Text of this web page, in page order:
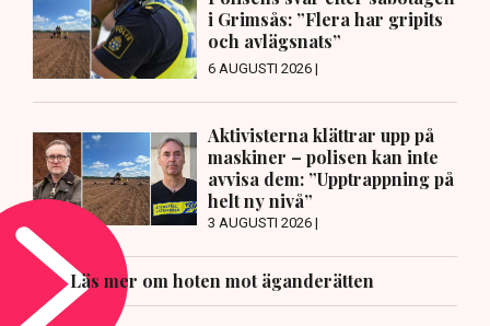
i Grimsås: ”Flera har gripits
och avlägsnats”
6 AUGUSTI 2026 |
Aktivisterna klättrar upp på
maskiner – polisen kan inte
avvisa dem: ”Upptrappning på
helt ny nivå”
3 AUGUSTI 2026 |
Läs mer om hoten mot äganderätten